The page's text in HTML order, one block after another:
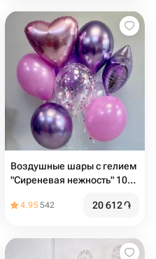
Воздушные шары с гелием
"Сиреневая нежность" 10
4.95542 20 612֏